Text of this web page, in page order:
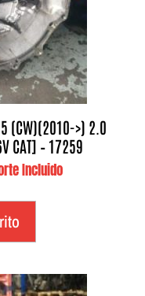
(CW)(2010->) 2.0
CAT] – 17259
Incluido